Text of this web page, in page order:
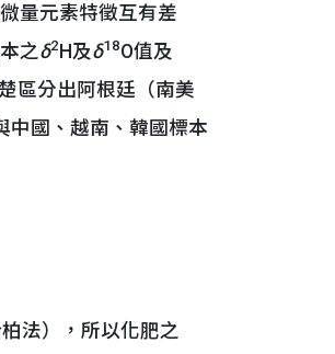
量元素特徵互有差
之δ2H及δ18O值及
區分出阿根廷（南美
中國、越南、韓國標本
法），所以化肥之